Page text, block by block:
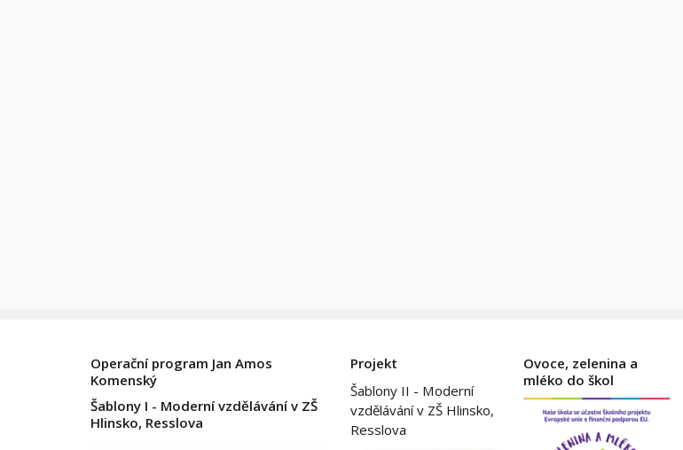
Operační program Jan Amos
Komenský
Šablony I - Moderní vzdělávání v ZŠ
Hlinsko, Resslova
Projekt
Šablony II - Moderní
vzdělávání v ZŠ Hlinsko,
Resslova
Ovoce, zelenina a
mléko do škol